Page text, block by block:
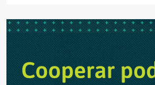
Período
crítico
de
22